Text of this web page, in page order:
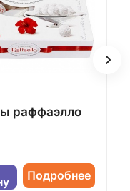
раффаэлло
Подробнее